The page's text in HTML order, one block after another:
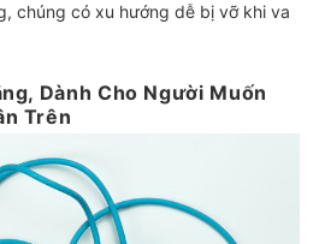
chúng có xu hướng dễ bị vỡ khi va
Dành Cho Người Muốn
Trên